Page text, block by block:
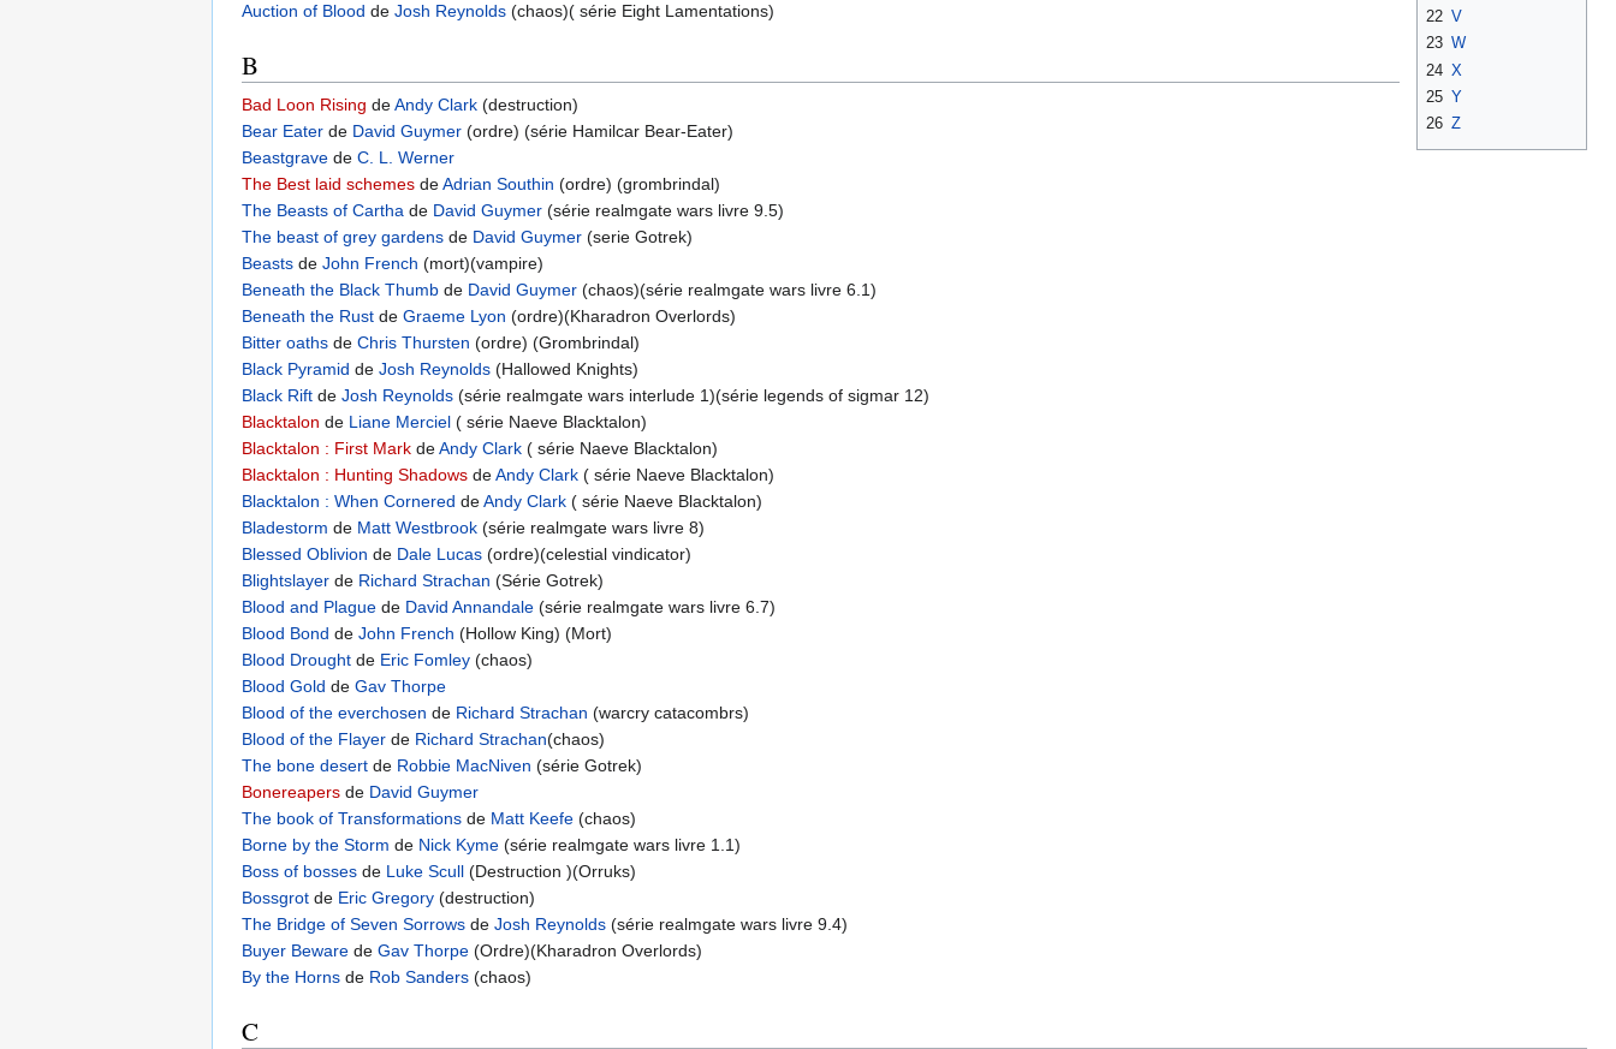
22 V
23 W
24 X
25 Y
26 Z
Auction of Blood de Josh Reynolds (chaos)( série Eight Lamentations)
B
Bad Loon Rising deAndy Clark (destruction)
Bear Eater de David Guymer (ordre) (série Hamilcar Bear-Eater)
Beastgrave de C. L. Werner
The Best laid schemes deAdrian Southin (ordre) (grombrindal)
The Beasts of Cartha de David Guymer (série realmgate wars livre 9.5)
The beast of grey gardens de David Guymer (serie Gotrek)
Beasts de John French (mort)(vampire)
Beneath the Black Thumb de David Guymer (chaos)(série realmgate wars livre 6.1)
Beneath the Rust de Graeme Lyon (ordre)(Kharadron Overlords)
Bitter oaths de Chris Thursten (ordre) (Grombrindal)
Black Pyramid de Josh Reynolds (Hallowed Knights)
Black Rift de Josh Reynolds (série realmgate wars interlude 1)(série legends of sigmar 12)
Blacktalon de Liane Merciel ( série Naeve Blacktalon)
Blacktalon : First Mark deAndy Clark ( série Naeve Blacktalon)
Blacktalon : Hunting Shadows deAndy Clark ( série Naeve Blacktalon)
Blacktalon : When Cornered deAndy Clark ( série Naeve Blacktalon)
Bladestorm de Matt Westbrook (série realmgate wars livre 8)
Blessed Oblivion de Dale Lucas (ordre)(celestial vindicator)
Blightslayer de Richard Strachan (Série Gotrek)
Blood and Plague de David Annandale (série realmgate wars livre 6.7)
Blood Bond de John French (Hollow King) (Mort)
Blood Drought de Eric Fomley (chaos)
Blood Gold de Gav Thorpe
Blood of the everchosen de Richard Strachan (warcry catacombrs)
Blood of the Flayer de Richard Strachan(chaos)
The bone desert de Robbie MacNiven (série Gotrek)
Bonereapers de David Guymer
The book of Transformations de Matt Keefe (chaos)
Borne by the Storm de Nick Kyme (série realmgate wars livre 1.1)
Boss of bosses de Luke Scull (Destruction )(Orruks)
Bossgrot de Eric Gregory (destruction)
The Bridge of Seven Sorrows de Josh Reynolds (série realmgate wars livre 9.4)
Buyer Beware de Gav Thorpe (Ordre)(Kharadron Overlords)
By the Horns de Rob Sanders (chaos)
C